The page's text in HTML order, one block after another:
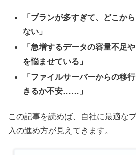
「プランが多すぎて、どこか
ない」
「急増するデータの容量不足
を悩ませている」
「ファイルサーバーからの移
きるか不安……」
この記事を読めば、自社に最適な
入の進め方が見えてきます。